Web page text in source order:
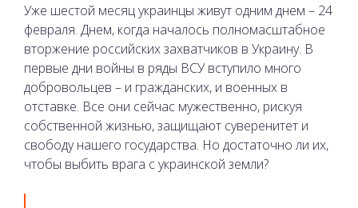
Уже шестой месяц украинцы живут одним днем ​​– 24
февраля. Днем, когда началось полномасштабное
вторжение российских захватчиков в Украину. В
первые дни войны в ряды ВСУ вступило много
добровольцев – и гражданских, и военных в
отставке. Все они сейчас мужественно, рискуя
собственной жизнью, защищают суверенитет и
свободу нашего государства. Но достаточно ли их,
чтобы выбить врага с украинской земли?